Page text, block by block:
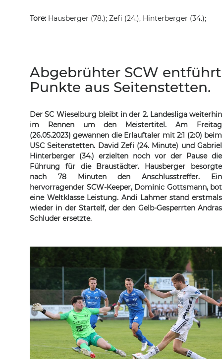
Tore: Hausberger (78.); Zefi (24.), Hinterberger (34.);
Abgebrühter SCW entführt
Punkte aus Seitenstetten.
Der SC Wieselburg bleibt in der 2. Landesliga weiterhin
im Rennen um den Meistertitel. Am Freitag
(26.05.2023) gewannen die Erlauftaler mit 2:1 (2:0) beim
USC Seitenstetten. David Zefi (24. Minute) und Gabriel
Hinterberger (34.) erzielten noch vor der Pause die
Führung für die Braustädter. Hausberger besorgte
nach 78 Minuten den Anschlusstreffer. Ein
hervorragender SCW-Keeper, Dominic Gottsmann, bot
eine Weltklasse Leistung. Andi Lahmer stand erstmals
wieder in der Startelf, der den Gelb-Gesperrten Andras
Schluder ersetzte.